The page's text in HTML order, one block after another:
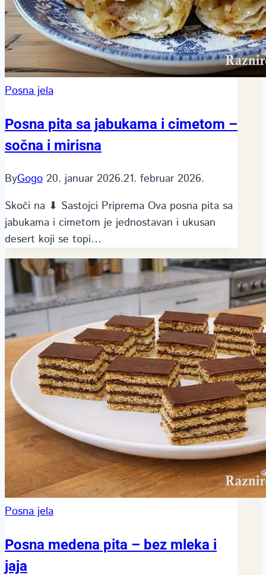
Posna jela
Posna pita sa jabukama i cimetom –
sočna i mirisna
ByGogo 20. januar 2026.21. februar 2026.
Skoči na ⬇ Sastojci Priprema Ova posna pita sa
jabukama i cimetom je jednostavan i ukusan
desert koji se topi…
Posna jela
Posna medena pita – bez mleka i
jaja